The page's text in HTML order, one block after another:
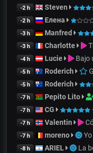
-2 h Steven
-2 h Елена
-3 h Manfred
-3 h Charlotte
-4 h Lucie Bajo
-5 h Roderich
-5 h Roderich
-7 h Pepito Lito
-7 h CG
-7 h Valentin
-7 h moreno
-8 h ARIEL La